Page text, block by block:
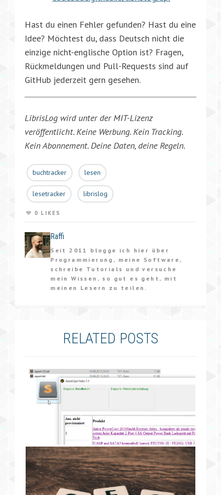
Hast du einen Fehler gefunden? Hast du eine
Idee? Möchtest du, dass Deutsch nicht die
einzige nicht-englische Option ist? Fragen,
Rückmeldungen und Pull-Requests sind auf
GitHub jederzeit gern gesehen.
LibrisLog wird unter der MIT-Lizenz
veröffentlicht. Keine Werbung. Kein Tracking.
Kein Abonnement. Deine Daten, deine Regeln.
buchtracker lesen
lesetracker librislog
0 LIKES
Raffi
Seit 2011 blogge ich hier über
Programmierung, meine Software,
schreibe Tutorials und versuche
mein Wissen, so gut es geht, mit
meinen Lesern zu teilen.
RELATED POSTS